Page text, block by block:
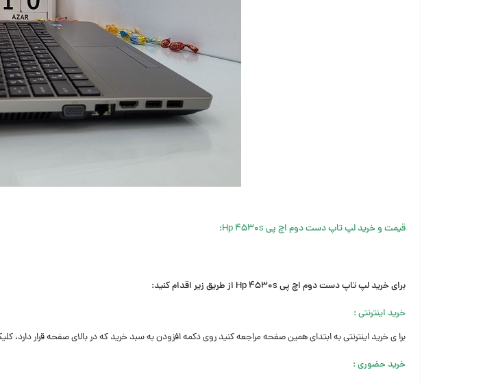
قیمت و خرید لپ تاپ دست دوم اچ پی Hp 4530s:
برای خرید لپ تاپ دست دوم اچ پی Hp 4530s از طریق زیر اقدام کنید:
خرید اینترنتی:
برا ی خرید اینترنتی به ابتدای همین صفحه مراجعه کنید روی دکمه افزودن به سبد خرید که در بالای صفحه قرار دارد،
خرید حضوری: